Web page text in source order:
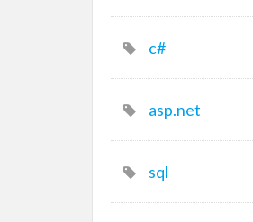
c#
asp.net
sql